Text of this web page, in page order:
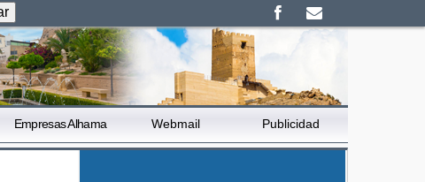
Empresas Alhama Webmail Publicidad